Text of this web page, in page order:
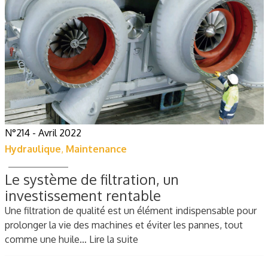
N°214 - Avril 2022
Hydraulique, Maintenance
Le système de filtration, un
investissement rentable
Une filtration de qualité est un élément indispensable pour
prolonger la vie des machines et éviter les pannes, tout
comme une huile… Lire la suite